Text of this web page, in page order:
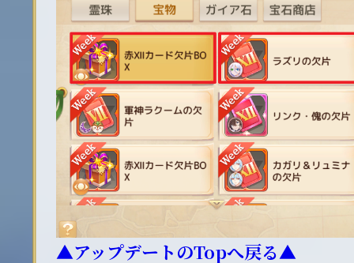
▲アップデートのTopへ戻る▲